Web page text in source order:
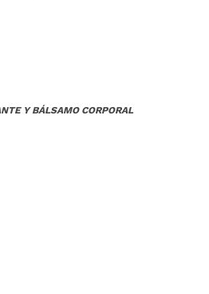
Y BÁLSAMO CORPORAL